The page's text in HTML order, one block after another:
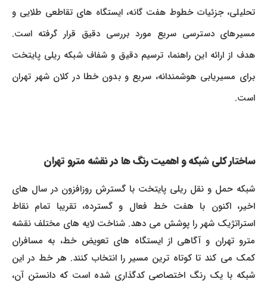
تحلیلی، جزئیات خطوط هفت گانه، ایستگاه های تقاطعی طلایی و
مسیرهای دسترسی سریع مورد بررسی دقیق قرار گرفته است.
هدف از ارائه این راهنما، ترسیم دقیق و شفاف شبکه ریلی پایتخت
برای مسیریابی هوشمندانه، سریع و بدون خطا در کلان شهر تهران
است.
ساختار کلی شبکه و اهمیت رنگ ها در نقشه مترو تهران
شبکه حمل و نقل ریلی پایتخت با گسترش روزافزون در سال های
اخیر، اکنون با هفت خط فعال و گسترده، تقریبا تمام نقاط
استراتژیک شهر را پوشش می دهد. شناخت لایه های مختلف نقشه
مترو تهران و آگاهی از ایستگاه های تعویض خط، به مسافران
کمک می کند تا کوتاه ترین مسیر را انتخاب کنند. هر خط در این
شبکه با یک رنگ اختصاصی کدگذاری شده است که دانستن آن،